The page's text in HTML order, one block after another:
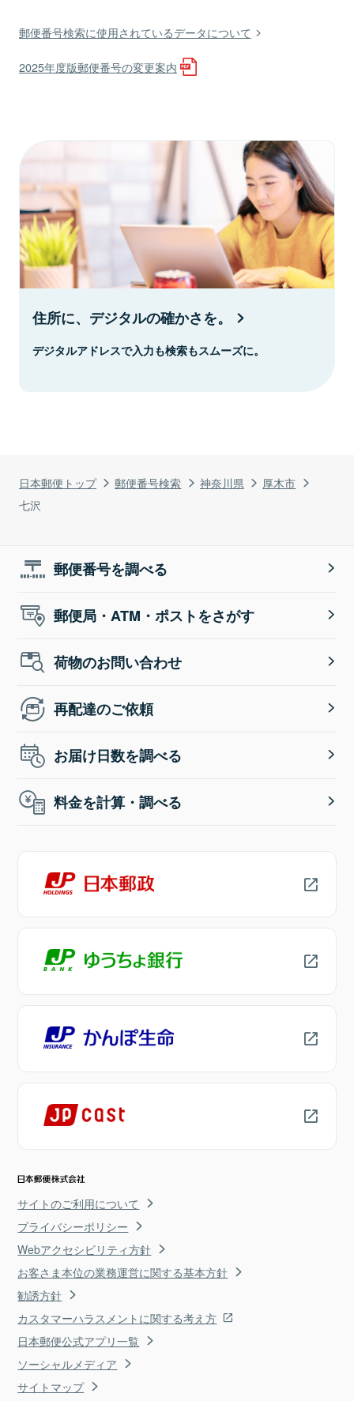
日本郵便トップ 郵便番号検索 神奈川県
厚木市
七沢
郵便番号検索に使用されているデータについて
2025年度版郵便番号の変更案内
住所に、デジタルの確かさを。
デジタルアドレスで入力も検索もスムーズに。
郵便番号を調べる
郵便局・ATM・ポストをさがす
荷物のお問い合わせ
再配達のご依頼
お届け日数を調べる
料金を計算・調べる
サイトのご利用について
プライバシーポリシー
Webアクセシビリティ方針
お客さま本位の業務運営に関する基本方針
勧誘方針
カスタマーハラスメントに関する考え方
日本郵便公式アプリ一覧
ソーシャルメディア
サイトマップ